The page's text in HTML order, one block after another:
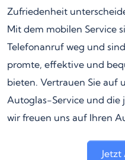
Zufriedenheit
Mit dem mobilen Service
Telefonanruf weg und
promte, effektive und
bieten. Vertrauen Sie auf
Autoglas-Service und
wir freuen uns auf Ihren